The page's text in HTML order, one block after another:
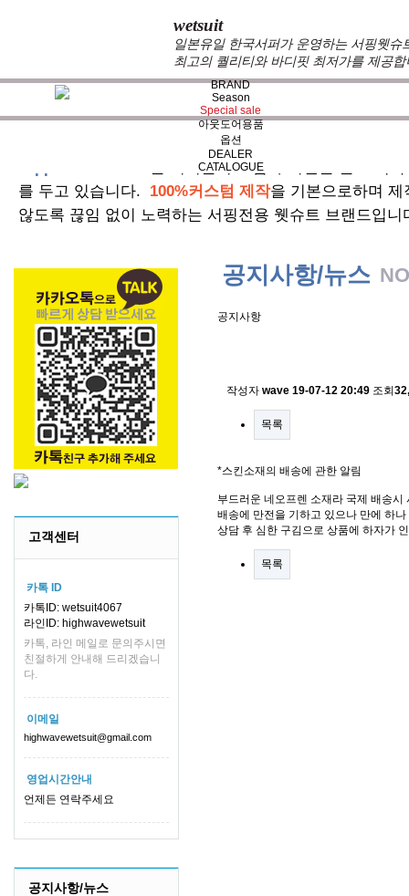
wetsuit
일본유일 한국서퍼가 운영하는 서핑웻
최고의 퀄리티와 바디핏 최저가를 제공합
BRAND
Season
Special sale
아웃도어용품
옵션
DEALER
CATALOGUE
는 서퍼들의 느낌과 의견를 듣고 적
를 두고 있습니다. 100%커스텀 제작을 기본으로하며
않도록 끊임 없이 노력하는 서핑전용 웻슈트 브랜드입니
고객센터
카톡 ID
카톡ID: wetsuit4067
라인ID: highwavewetsuit
카톡, 라인 메일로 문의주시면
친절하게 안내해 드리겠습니
다.
이메일
highwavewetsuit@gmail.com
영업시간안내
언제든 연락주세요
공지사항/뉴스
공지사항/뉴스
공지사항
작성자 wave 19-07-12 20:49 조회
목록
*스킨소재의 배송에 관한 알림
부드러운 네오프렌 소재라 국제 배송
배송에 만전을 기하고 있으나 만에 하
상담 후 심한 구김으로 상품에 하자가
목록